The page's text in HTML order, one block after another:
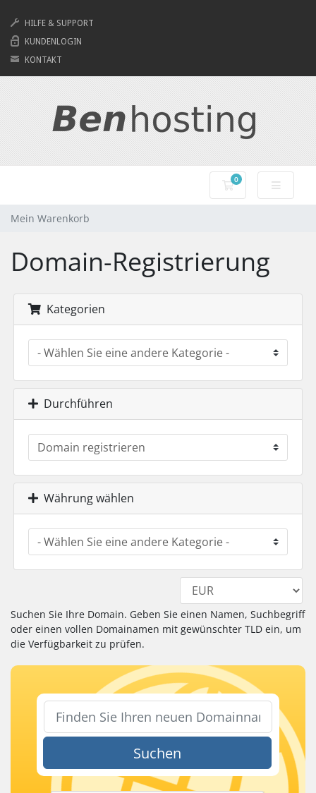
HILFE & SUPPORT
KUNDENLOGIN
KONTAKT
0
Mein Warenkorb
Mein Warenkorb
Domain-Registrierung
Kategorien
Durchführen
Währung wählen
Suchen Sie Ihre Domain. Geben Sie einen Namen, Suchbegriff
oder einen vollen Domainamen mit gewünschter TLD ein, um
die Verfügbarkeit zu prüfen.
Suchen